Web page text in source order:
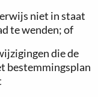
niet in staat
te wenden; of
die de
bestemmingsplan